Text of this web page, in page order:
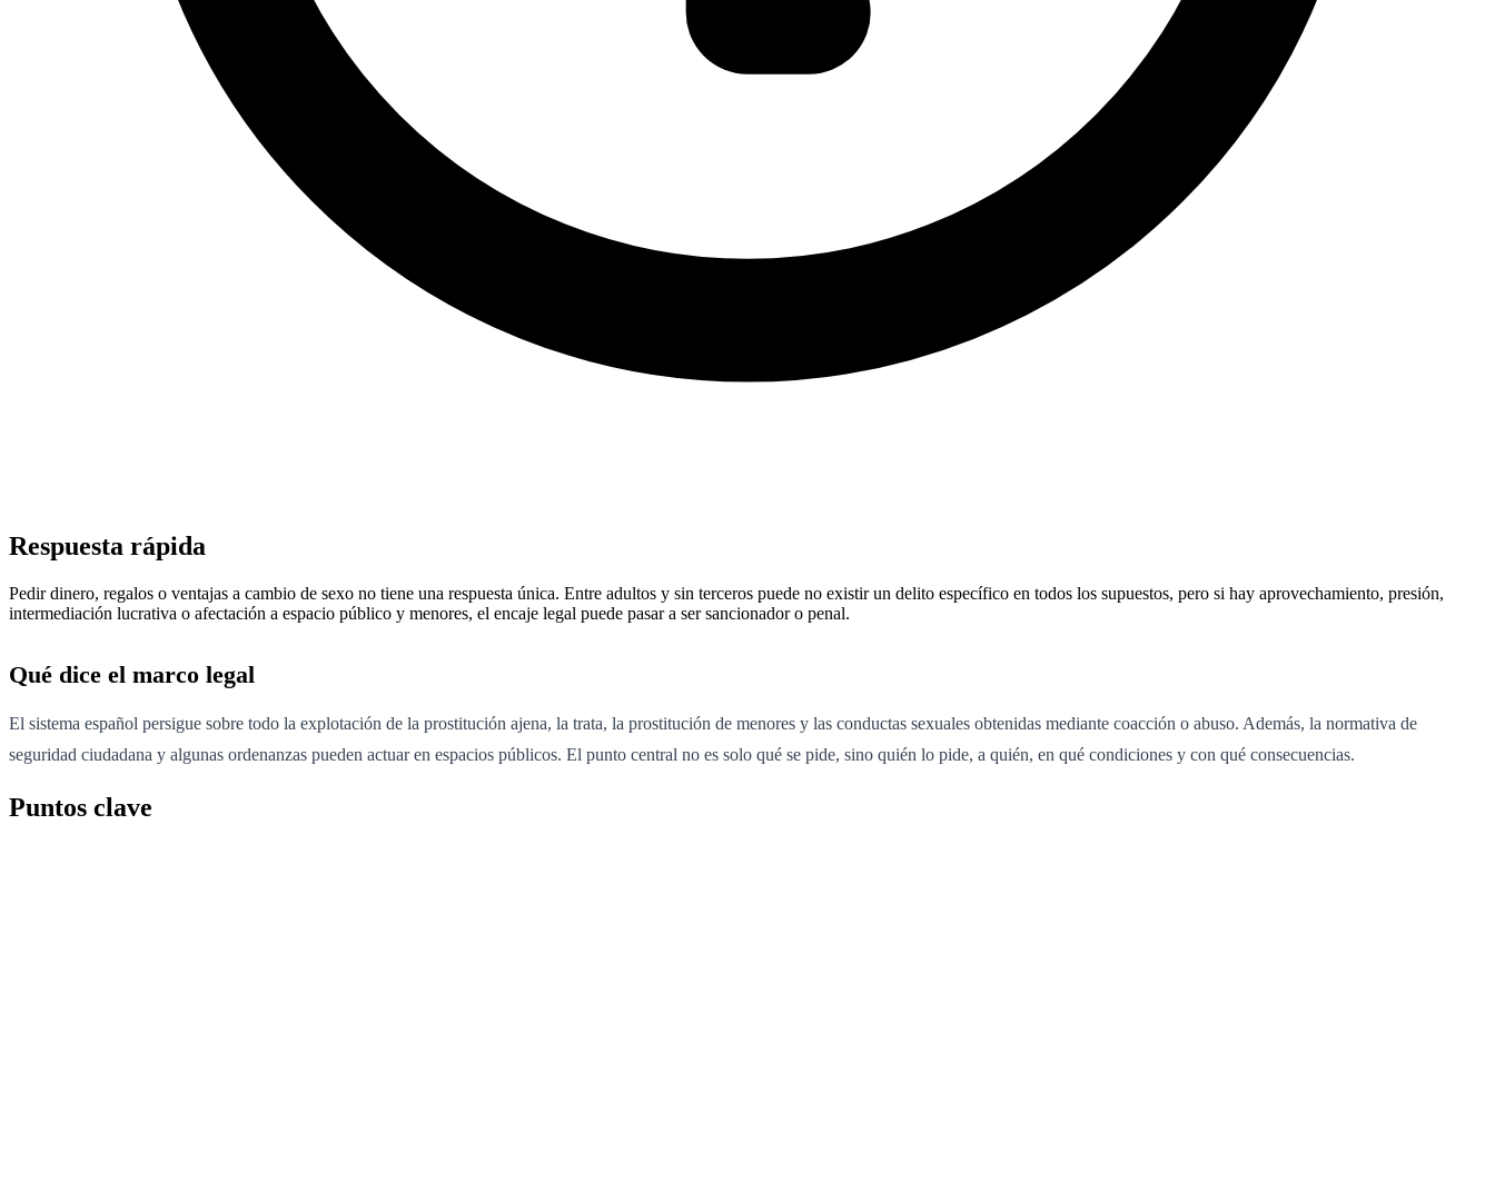
Respuesta rápida
Pedir dinero, regalos o ventajas a cambio de sexo no tiene una respuesta única. Entre adultos y sin terceros puede no existir un delito específico en todos los supuestos, pero si hay aprovechamiento, presión,
intermediación lucrativa o afectación a espacio público y menores, el encaje legal puede pasar a ser sancionador o penal.
Qué dice el marco legal
El sistema español persigue sobre todo la explotación de la prostitución ajena, la trata, la prostitución de menores y las conductas sexuales obtenidas mediante coacción o abuso. Además, la normativa de
seguridad ciudadana y algunas ordenanzas pueden actuar en espacios públicos. El punto central no es solo qué se pide, sino quién lo pide, a quién, en qué condiciones y con qué consecuencias.
Puntos clave